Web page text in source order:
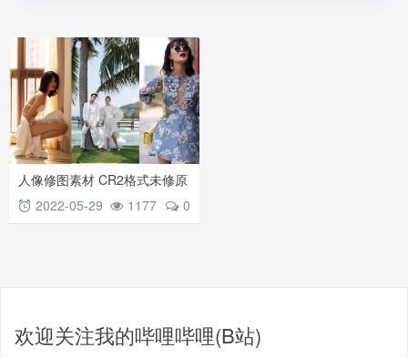
人像修图素材 CR2格式未修原
2022-05-29 0
1177
欢迎关注我的哔哩哔哩(B站)